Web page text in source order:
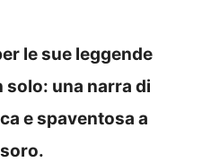
le sue leggende
solo: una narra di
e spaventosa a